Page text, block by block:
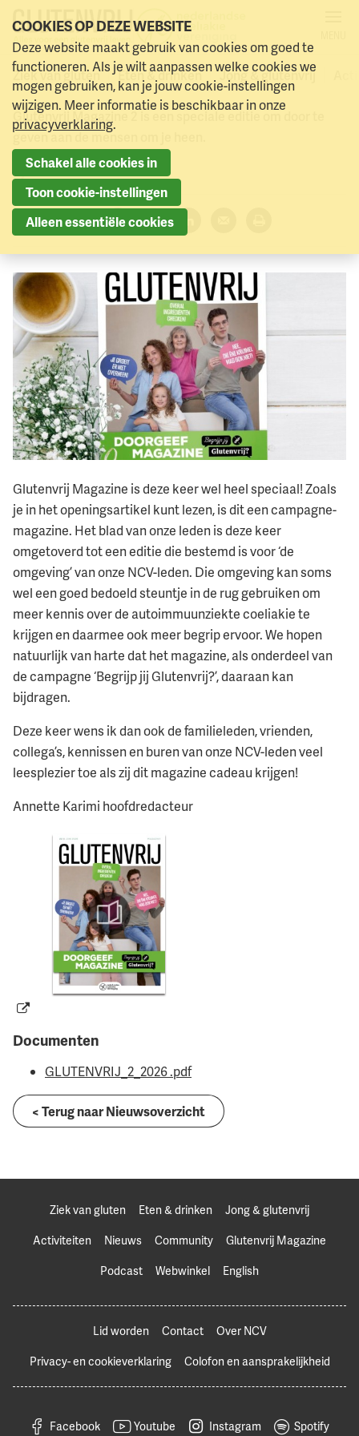
Naar menu Naar hoofdinhoud
Ziek van gluten Eten & drinken Jong & glutenvrij
Glutenvrij Magazine 2026 - 2
Doorgeef Magazine
Glutenvrij Magazine 2 is een speciale editie om door te
geven aan de mensen om je heen.
7 juni 2026
Deel dit artikel:
Glutenvrij Magazine is deze keer wel heel speciaal! Zoals
je in het openingsartikel kunt lezen, is dit een campagne-
magazine. Het blad van onze leden is deze keer
omgetoverd tot een editie die bestemd is voor ‘de
omgeving’ van onze NCV-leden. Die omgeving kan soms
wel een goed bedoeld steuntje in de rug gebruiken om
meer kennis over de autoimmuunziekte coeliakie te
krijgen en daarmee ook meer begrip ervoor. We hopen
natuurlijk van harte dat het magazine, als onderdeel van
de campagne ‘Begrijp jij Glutenvrij?’, daaraan kan
bijdragen.
Deze keer wens ik dan ook de familieleden, vrienden,
collega’s, kennissen en buren van onze NCV-leden veel
leesplezier toe als zij dit magazine cadeau krijgen!
Annette Karimi hoofdredacteur
Documenten
GLUTENVRIJ_2_2026 .pdf
< Terug naar Nieuwsoverzicht
Ziek van gluten Eten & drinken
Jong & glutenvrij
Activiteiten
Nieuws Community
Glutenvrij Magazine
Podcast
Webwinkel English
Lid worden Contact
Over NCV
Privacy- en cookieverklaring
Colofon en aansprakelijkheid
Facebook Youtube Instagram Spotify
COOKIES OP DEZE WEBSITE
Deze website maakt gebruik van cookies om goed te
functioneren. Als je wilt aanpassen welke cookies we
mogen gebruiken, kan je jouw cookie-instellingen
wijzigen. Meer informatie is beschikbaar in onze
privacyverklaring.
Schakel alle cookies in
Toon cookie-instellingen
Alleen essentiële cookies